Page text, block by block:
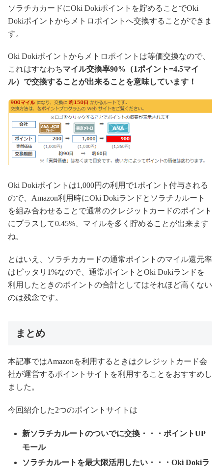
ソラチカカードにOki Dokiポイントを貯めることでOki
Dokiポイントからメトロポイントへ交換することができま
す。
Oki Dokiポイントからメトロポイントは等価交換なので、
これはすなわちマイル交換率90%（1ポイント=4.5マイ
ル）で交換することが出来ることを意味しています！
Oki Dokiポイントは1,000円の利用で1ポイント付与される
ので、Amazon利用時にOki Dokiランドとソラチカルート
を組み合わせることで通常のクレジットカードのポイント
にプラスして0.45%、マイルを多く貯めることが出来ます
ね。
とはいえ、ソラチカカードの通常ポイントのマイル還元率
はピッタリ1%なので、通常ポイントとOki Dokiランドを
利用したときのポイントの合計としてはそれほど高くない
のは残念です。
まとめ
本記事ではAmazonを利用するときはクレジットカード会
社が運営するポイントサイトを利用することをおすすめし
ました。
今回紹介した2つのポイントサイトは
新ソラチカルートのついでに交換・・・ポイントUP
モール
ソラチカルートを最大限活用したい・・・Oki Dokiラ